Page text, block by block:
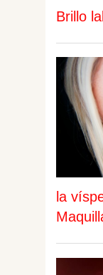
Brillo
la